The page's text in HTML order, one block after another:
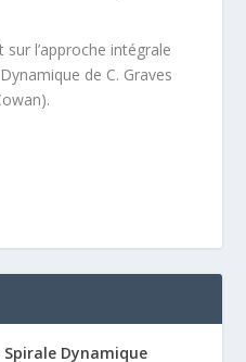
l’approche intégrale
de C. Graves
Dynamique